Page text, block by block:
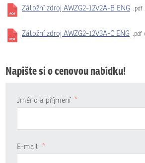
Záložní zdroj AWZG2-12V2A-B ENG pdf
Záložní zdroj AWZG2-12V3A-C ENG pdf
Napište si o cenovou nabídku!
Jméno a příjmení *
E-mail *